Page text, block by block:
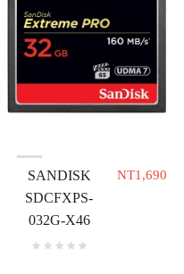
SANDISK
SDCFXPS-
032G-X46
NT1,690